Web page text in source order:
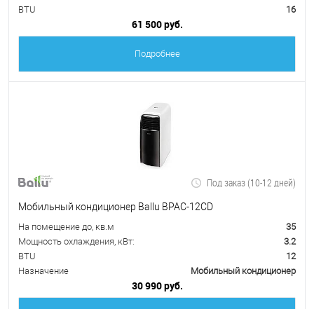
BTU
16
61 500 руб.
Подробнее
Под заказ (10-12 дней)
Мобильный кондиционер Ballu BPAC-12CD
На помещение до, кв.м
35
Мощность охлаждения, кВт:
3.2
BTU
12
Назначение
Мобильный кондиционер
30 990 руб.